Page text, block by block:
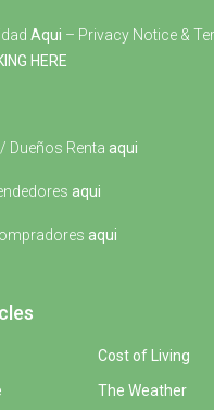
Aqui – Privacy Notice &
HERE
/ Dueños Renta aqui
aqui
aqui
Cost of Living
The Weather